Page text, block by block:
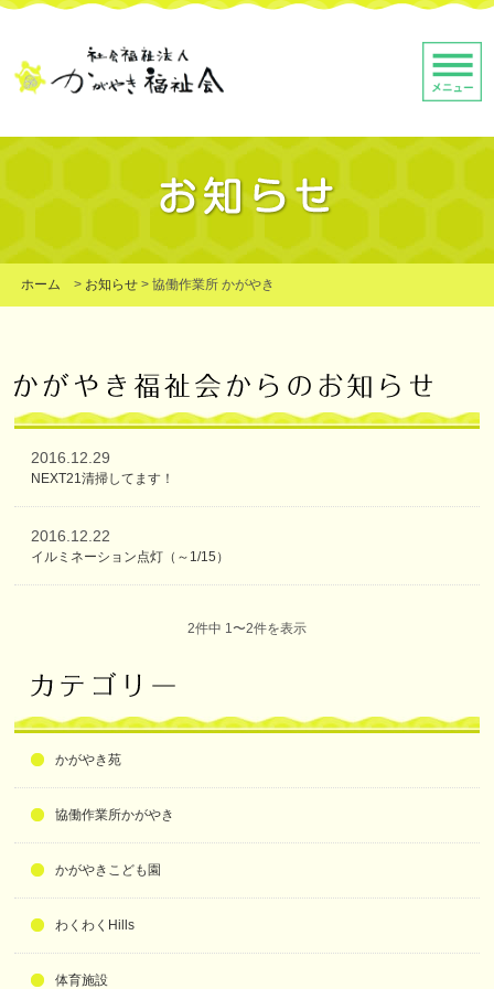
ホーム > お知らせ> 協働作業所 かがやき
2016.12.29
NEXT21清掃してます！
2016.12.22
イルミネーション点灯（～1/15）
2件中 1〜2件を表示
かがやき苑
協働作業所かがやき
かがやきこども園
わくわくHills
体育施設